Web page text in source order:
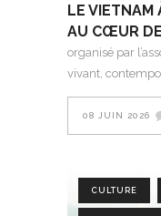
LE VIETNAM
AU CŒUR
organisé par
vivant,
08 JUIN 2026
CULTURE